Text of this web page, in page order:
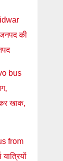
की
bus
खाक,
from